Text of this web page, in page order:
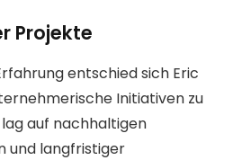
Projekte
entschied sich Eric
Initiativen zu
auf nachhaltigen
und langfristiger